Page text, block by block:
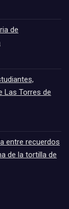
de
Las Torres de
entre recuerdos
de la tortilla de